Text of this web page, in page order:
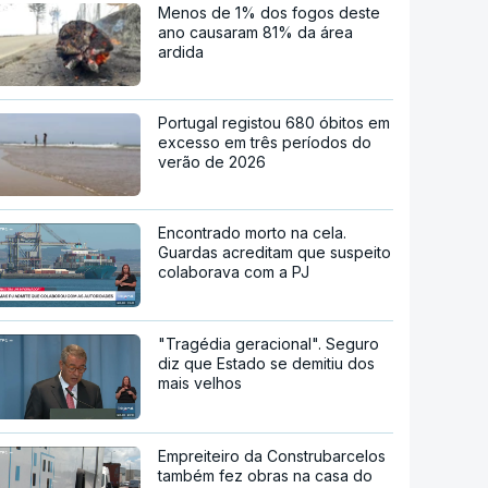
Menos de 1% dos fogos deste
ano causaram 81% da área
ardida
Portugal registou 680 óbitos em
excesso em três períodos do
verão de 2026
Encontrado morto na cela.
Guardas acreditam que suspeito
colaborava com a PJ
"Tragédia geracional". Seguro
diz que Estado se demitiu dos
mais velhos
Empreiteiro da Construbarcelos
também fez obras na casa do